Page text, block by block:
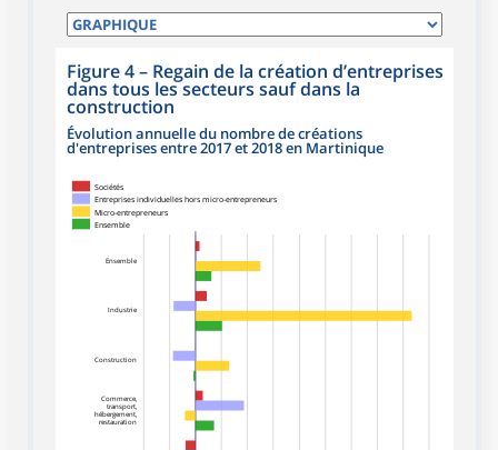
Figure 4– Regain de la création d’entreprises
dans tous les secteurs sauf dans la
construction
Évolution annuelle du nombre de créations
d'entreprises entre 2017 et 2018 en Martinique
Ensemble
Industrie
Construction
Commerce,
transport,
hébergement,
restauration
Sociétés
Entreprises individuelles hors micro-entrepreneurs
Micro-entrepreneurs
Ensemble